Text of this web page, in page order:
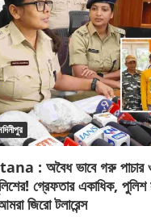
: অবৈধ ভাবে গরু পাচার ও
গ্রেফতার একাধিক,
জিরো টলারেন্স